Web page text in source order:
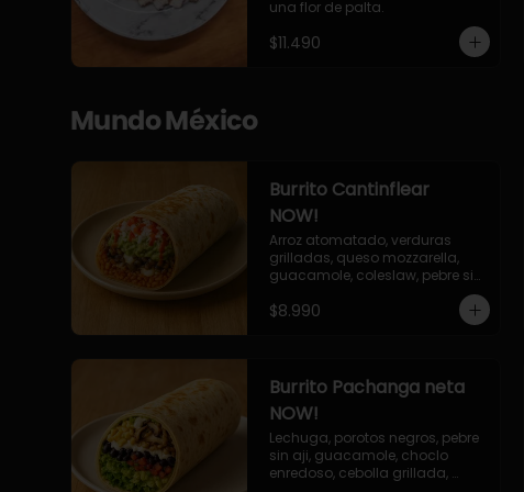
una flor de palta.
$11.490
Mundo México
Burrito Cantinflear
NOW!
Arroz atomatado, verduras
grilladas, queso mozzarella,
guacamole, coleslaw, pebre sin
$8.990
Burrito Pachanga neta
NOW!
Lechuga, porotos negros, pebre
sin aji, guacamole, choclo
enredoso, cebolla grillada,